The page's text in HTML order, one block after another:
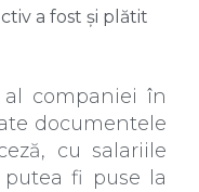
a fost și plătit
al companiei în
documentele
cu salariile
fi puse la